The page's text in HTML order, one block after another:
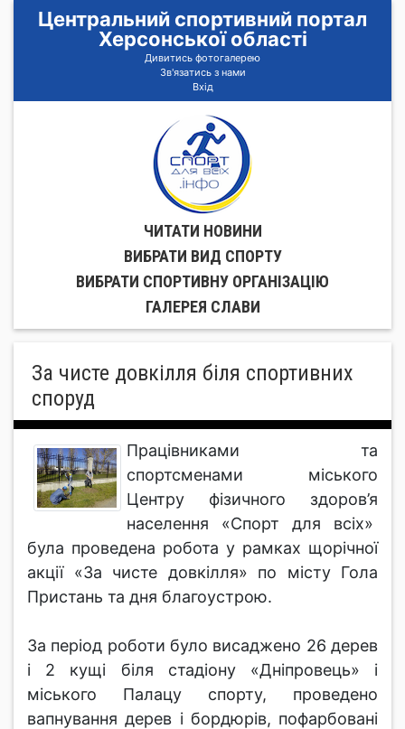
Центральний спортивний портал
Херсонської області
Дивитись фотогалерею
Зв'язатись з нами
Вхід
ЧИТАТИ НОВИНИ
ВИБРАТИ ВИД СПОРТУ
ВИБРАТИ СПОРТИВНУ ОРГАНIЗАЦIЮ
ГАЛЕРЕЯ СЛАВИ
За чисте довкілля біля спортивних
споруд
Працівниками та
спортсменами міського
Центру фізичного здоров’я
населення «Спорт для всіх»
була проведена робота у рамках щорічної
акції «За чисте довкілля» по місту Гола
Пристань та дня благоустрою.
За період роботи було висаджено 26 дерев
і 2 кущі біля стадіону «Дніпровець» і
міського Палацу спорту, проведено
вапнування дерев і бордюрів, пофарбовані